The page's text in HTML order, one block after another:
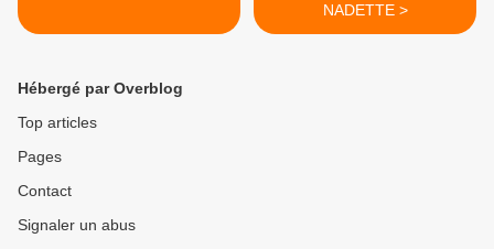
NADETTE >
Hébergé par Overblog
Top articles
Pages
Contact
Signaler un abus